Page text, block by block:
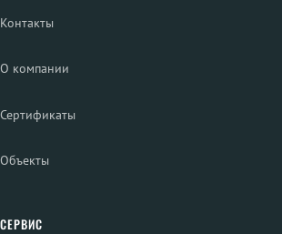
Контакты
О компании
Сертификаты
Объекты
СЕРВИС